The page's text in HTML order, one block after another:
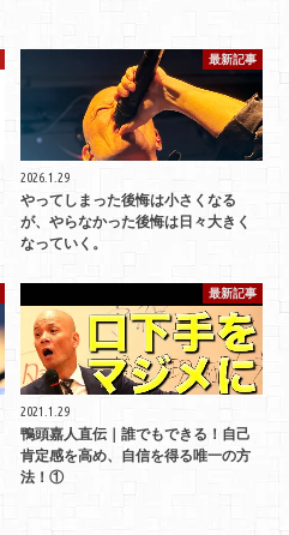
最新記事
2026.1.29
やってしまった後悔は小さくなる
が、やらなかった後悔は日々大きく
なっていく。
最新記事
2021.1.29
鴨頭嘉人直伝｜誰でもできる！自己
肯定感を高め、自信を得る唯一の方
法！①